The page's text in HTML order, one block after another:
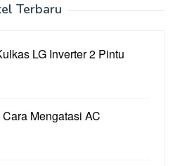
Terbaru
LG Inverter 2 Pintu
Mengatasi AC